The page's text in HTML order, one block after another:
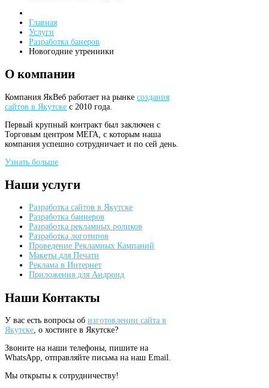
Главная
Услуги
Разработка банеров
Новогодние утренники
О компании
Компания ЯкВеб работает на рынке создания
сайтов в Якутске с 2010 года.
Первый крупный контракт был заключен с
Торговым центром МЕГА, с которым наша
компания успешно сотрудничает и по сей день.
Узнать больше
Наши услуги
Разработка сайтов в Якутске
Разработка баннеров
Разработка рекламных роликов
Разработка логотипов
Проведение Рекламных Кампаний
Макеты для Печати
Реклама в Интернет
Приложения для Андроид
Наши Контакты
У вас есть вопросы об изготовлении сайта в
Якутске, о хостинге в Якутске?
Звоните на наши телефоны, пишите на
WhatsApp, отправляйте письма на наш Email.
Мы открыты к сотрудничеству!